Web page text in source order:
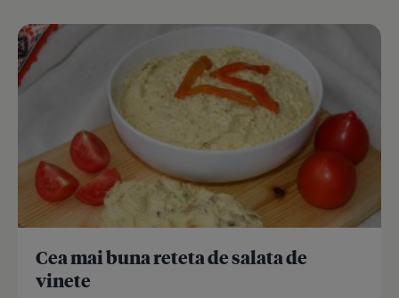
Cea mai buna reteta de salata de
vinete